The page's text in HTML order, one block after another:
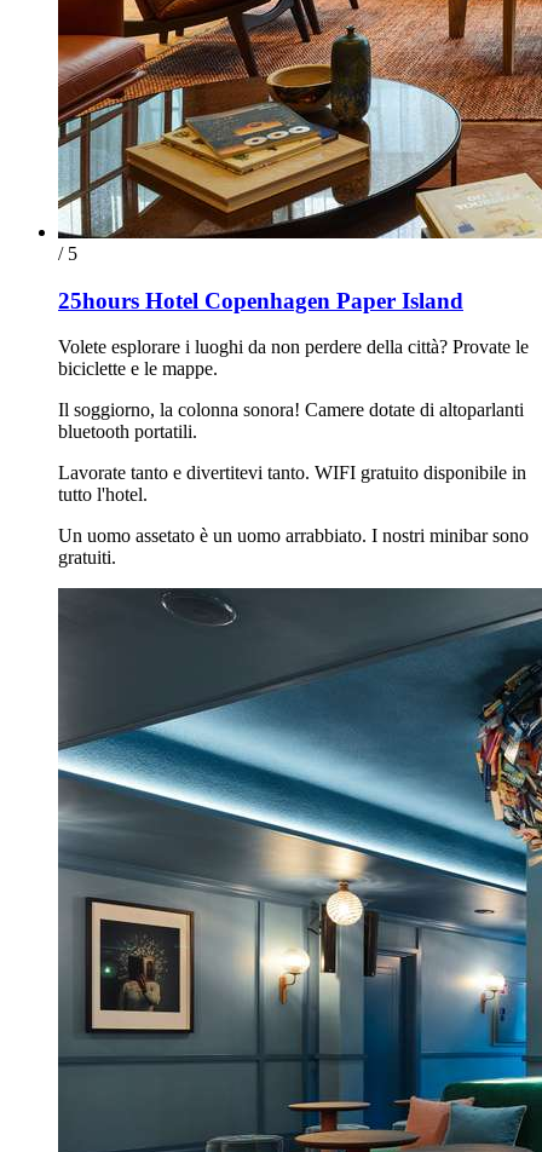
/ 5
25hours Hotel Copenhagen Paper Island
Volete esplorare i luoghi da non perdere della città? Provate le
biciclette e le mappe.
Il soggiorno, la colonna sonora! Camere dotate di altoparlanti
bluetooth portatili.
Lavorate tanto e divertitevi tanto. WIFI gratuito disponibile in
tutto l'hotel.
Un uomo assetato è un uomo arrabbiato. I nostri minibar sono
gratuiti.